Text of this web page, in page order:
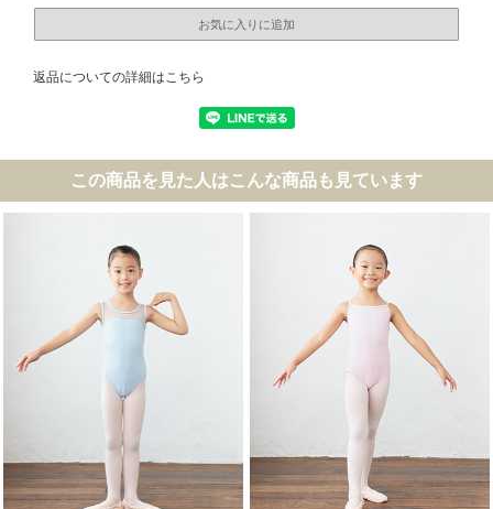
返品についての詳細はこちら
この商品を見た人はこんな商品も見ています